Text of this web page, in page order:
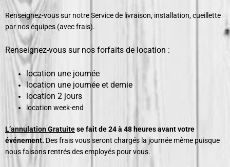
Renseignez-vous sur notre Service de livraison, installation, cueillette
par nos équipes (avec frais).
Renseignez-vous sur nos forfaits de location :
location une journée
location une journée et demie
location 2 jours
location week-end
L’annulation Gratuitese fait de 24 à 48 heures avant votre
événement. Des frais vous seront chargés la journée même puisque
nous faisons rentrés des employés pour vous.